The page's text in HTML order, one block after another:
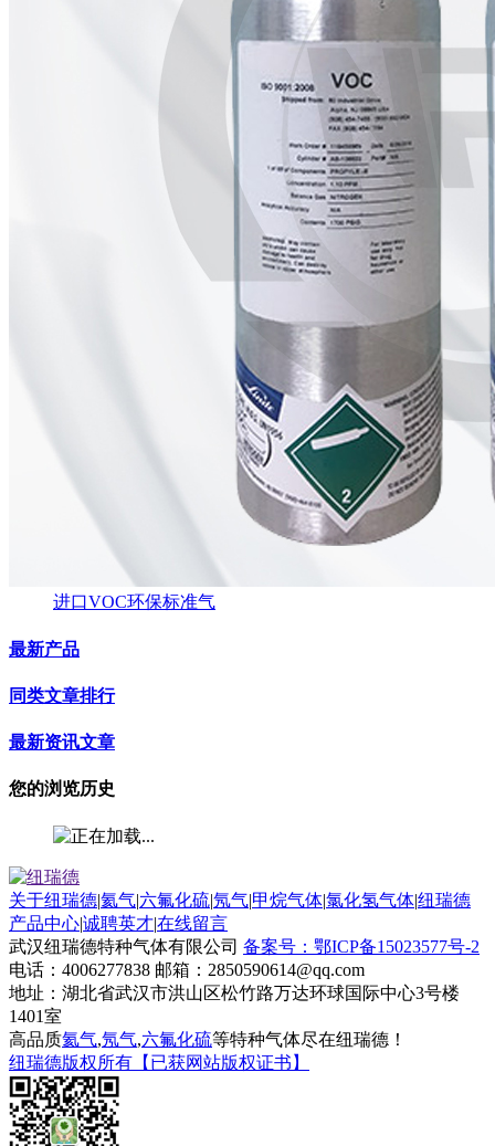
进口VOC环保标准气
最新产品
同类文章排行
最新资讯文章
您的浏览历史
关于纽瑞德|氦气|六氟化硫|氖气|甲烷气体|氯化氢气体|纽瑞德
产品中心|诚聘英才|在线留言
武汉纽瑞德特种气体有限公司 备案号：鄂ICP备15023577号-2
电话：4006277838 邮箱：2850590614@qq.com
地址：湖北省武汉市洪山区松竹路万达环球国际中心3号楼
1401室
高品质氦气,氖气,六氟化硫等特种气体尽在纽瑞德！
纽瑞德版权所有【已获网站版权证书】